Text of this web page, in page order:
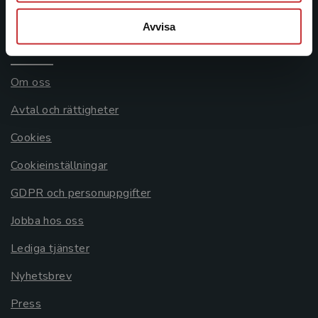
Avvisa
Systemkrav
Allmänna länkar
Om oss
Avtal och rättigheter
Cookies
Cookieinställningar
GDPR och personuppgifter
Jobba hos oss
Lediga tjänster
Nyhetsbrev
Press